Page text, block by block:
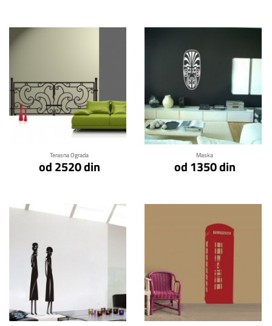
Terasna Ograda
od 2520 din
Klikni za detalje
Maska
od 1350 din
Klikni za detalje
Klikni za detalje Klikni za detalje